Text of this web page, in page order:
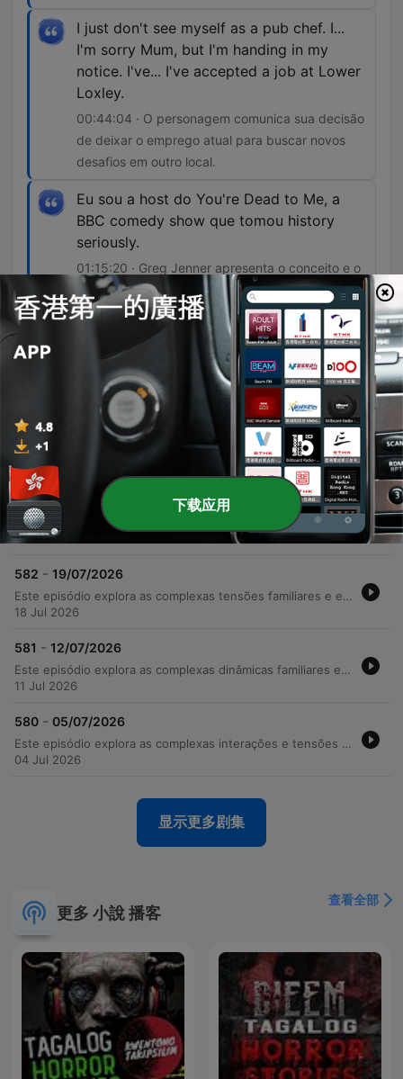
I just don't see myself as a pub chef. I...
I'm sorry Mum, but I'm handing in my
notice. I've... I've accepted a job at Lower
Loxley.
00:44:04 · O personagem comunica sua decisão
de deixar o emprego atual para buscar novos
desafios em outro local.
Eu sou a host do You're Dead to Me, a
BBC comedy show que tomou history
seriously.
01:15:20 · Greg Jenner apresenta o conceito e o
tom do seu programa de comédia histórica da
BBC.
584 - 02/08/2026
Este episódio explora uma série de dramas interpessoais e mudanças comunitárias, centrando-se no impacto emocional da separação entre Harrison e Fallon, e as repercussões de outros términos, como o de Harrison e Pete. Através de diálogos intensos, abordamos desde traumas familiares profundos até tensões geradas por comportamentos difíceis na vila. A narrativa também acompanha transformações profissionais e rotinas domésticas, incluindo a renúncia de um chef e as preocupações com eventos comunitários. O episódio encerra com uma transição para o podcast 'You're Dead to Me', apresentando os temas da nova série de comédia histórica.
01 Aug 2026
583 - 26/07/2026
O episódio aborda planos de carreira e novos projetos comunitários, incluindo a gestão de um celeiro renovado por Elizabeth e os preparativos para o festival local. Entre discussões sobre taxas de entrada e fofocas da vila, temas familiares profundos emergem, revelando segredos sobre relacionamentos e possíveis desvios financeiros. A tensão escala com revelações sobre a negligência de Clive em relação ao pai idoso e conflitos gerados por mágoas do passado. O episódio encerra com reflexões sobre conexões profissionais e uma transição para casos paranormais.
25 Jul 2026
582 - 19/07/2026
Este episódio explora as complexas tensões familiares e emocionais em torno da revelação da gravidez de Kirsty. Entre discussões sobre o futuro da fazenda, o impacto de perdas gestacionais passadas e confrontos sobre segredos do passado, como o incidente de um berço escondido, a narrativa transita entre momentos de vulnerabilidade e reconciliação. A trama também aborda as dificuldades de lidar com traumas antigos e a busca por esperança, intercalando conversas cotidianas com investigações locais, como o ataque de cães na fazenda.
18 Jul 2026
581 - 12/07/2026
Este episódio explora as complexas dinâmicas familiares e comunitárias em torno da vida rural, desde o retorno inesperado de Chris à casa de sua família até as tensões sobre a partilha de bens da fazenda. Entre preparativos para o Borchester Show e competições de ferraria, os personagens enfrentam conflitos legais, disputas de herança e o peso de segredos do passado. A narrativa percorre desde momentos de nostalgia e descobertas no jardim até confrontos dramáticos envolvendo dívidas e chantagens. O episódio também destaca a importância da comunidade e os desafios de manter o legado da fazenda diante de pressões financeiras e mudanças geracionais.
11 Jul 2026
580 - 05/07/2026
Este episódio explora as complexas interações e tensões entre os personagens de The Archers, abrangendo desde conflitos profissionais na recepção e novos projetos de cosméticos na Bridge Farm até crises de gestão na Home Farm após a saída de Adam. As tramas envolvem discussões sobre responsabilidades familiares, o uso de tecnologia para bebês e os impactos da seca em eventos rurais. Além dos dramas cotidianos e confrontos emocionais sobre o futuro e a responsabilidade, o episódio aborda preparativos para eventos sociais, como despedidas de solteira, e momentos de reflexão sobre a evolução dos relacionamentos e o peso das decisões de gestão no campo.
04 Jul 2026
显示更多剧集
更多 小說 播客
查看全部
下载应用